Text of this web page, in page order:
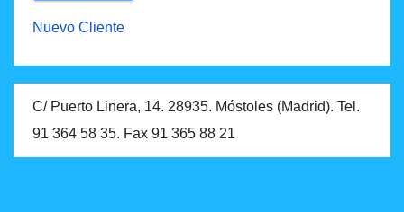
Nuevo Cliente
C/ Puerto Linera, 14. 28935. Móstoles (Madrid). Tel.
91 364 58 35. Fax 91 365 88 21